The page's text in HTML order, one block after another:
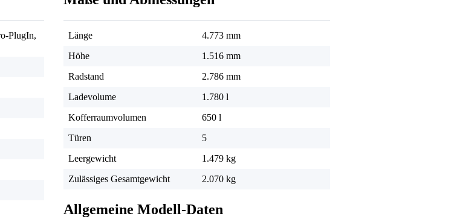
PlugIn,
Länge
4.773 mm
Höhe
1.516 mm
Radstand
2.786 mm
Ladevolume
1.780 l
Kofferraumvolumen
650 l
Türen
5
Leergewicht
1.479 kg
Zulässiges Gesamtgewicht
2.070 kg
Allgemeine Modell-Daten